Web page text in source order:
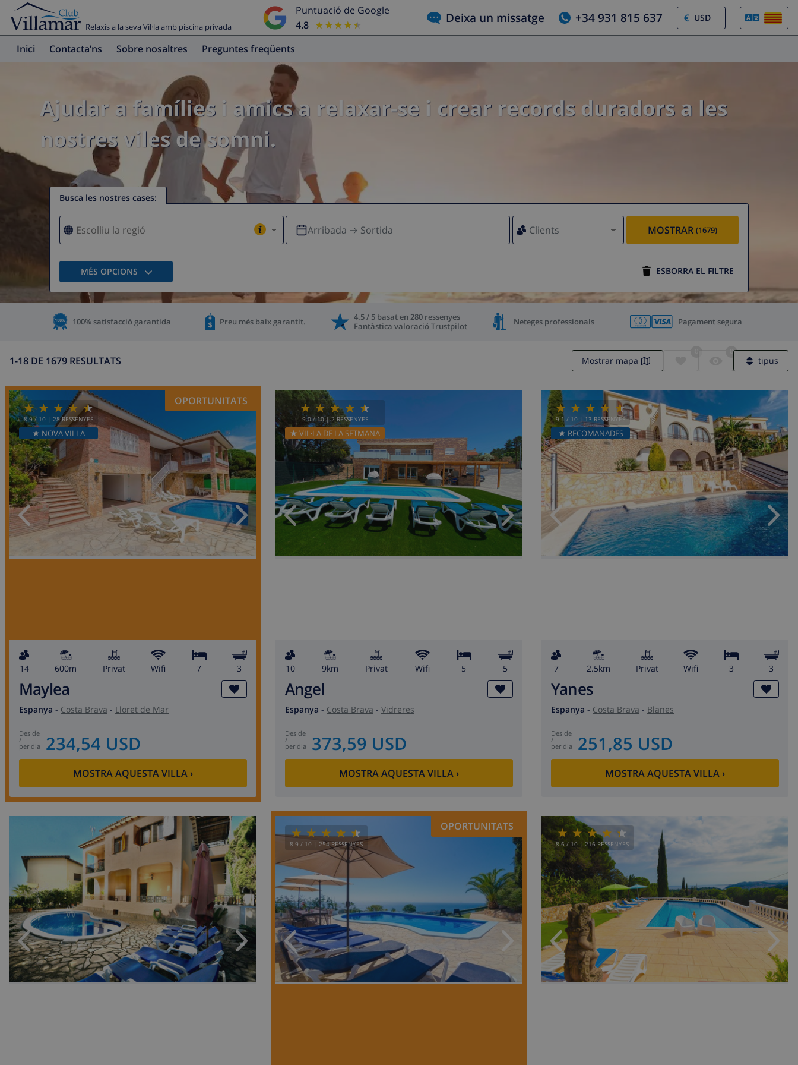
Relaxis a la seva Vil·la amb piscina privada
Puntuació de Google
4.8
★★★★★
★★★★★ Deixa un missatge +34 931 815 637 €
Inici Contacta’ns Sobre nosaltres Preguntes freqüents
Ajudar a famílies i amics a relaxar-se i crear records duradors a les
nostres viles de somni.
Busca les nostres cases:
Arribada → Sortida Clients MOSTRAR (1679)
MÉS OPCIONS ESBORRA EL FILTRE
100% satisfacció garantida Preu més baix garantit. 4.5 / 5 basat en 280 ressenyes
Fantàstica valoració Trustpilot Neteges professionals Pagament segura
1-18 DE 1679 RESULTATS Mostrar mapa tipus
8.9/ 10 | 28 RESSENYES
★ NOVA VILLA
OPORTUNITATS
14 600m Privat wifi 7 3
Maylea
Espanya - Costa Brava - Lloret de Mar
des de
/
per dia 234,54 USD
MOSTRA AQUESTA VILLA ›
9.0/ 10 |2 RESSENYES
★ VIL·LA DE LA SETMANA
10 9km Privat wifi 5 5
Angel
Espanya - Costa Brava - Vidreres
des de
/
per dia 373,59 USD
MOSTRA AQUESTA VILLA ›
9.1 / 10 | 13 RESSENYES
★ RECOMANADES
7 2.5km Privat wifi 3 3
Yanes
Espanya - Costa Brava - Blanes
des de
/
per dia 251,85 USD
MOSTRA AQUESTA VILLA ›
8.9 / 10 | 254 RESSENYES
OPORTUNITATS
8.6 / 10 | 216 RESSENYES